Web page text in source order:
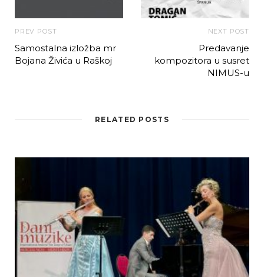
PREV POST
Samostalna izložba mr
Bojana Živića u Raškoj
NEXT POST
Predavanje
kompozitora u susret
NIMUS-u
RELATED POSTS